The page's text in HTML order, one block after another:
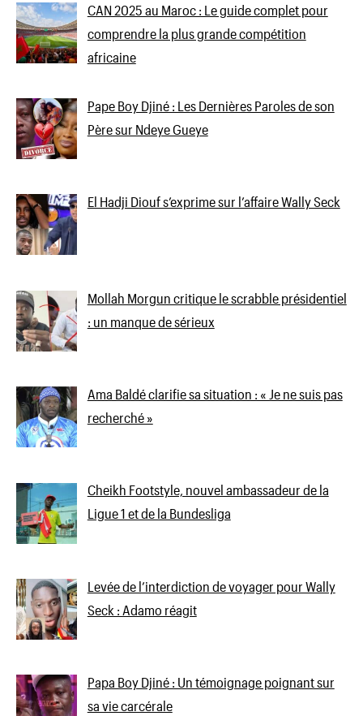
CAN 2025 au Maroc : Le guide complet pour
comprendre la plus grande compétition
africaine
Pape Boy Djiné : Les Dernières Paroles de son
Père sur Ndeye Gueye
El Hadji Diouf s’exprime sur l’affaire Wally Seck
Mollah Morgun critique le scrabble présidentiel
: un manque de sérieux
Ama Baldé clarifie sa situation : « Je ne suis pas
recherché »
Cheikh Footstyle, nouvel ambassadeur de la
Ligue 1 et de la Bundesliga
Levée de l’interdiction de voyager pour Wally
Seck : Adamo réagit
Papa Boy Djiné : Un témoignage poignant sur
sa vie carcérale